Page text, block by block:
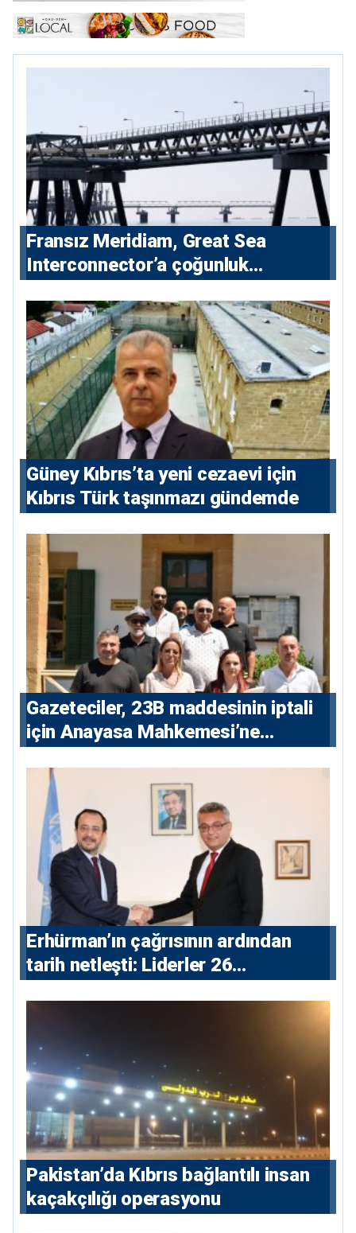
Fransız Meridiam, Great Sea
Interconnector’a çoğunluk
Güney Kıbrıs’ta yeni cezaevi için
Kıbrıs Türk taşınmazı gündemde
Gazeteciler, 23B maddesinin iptali
için Anayasa Mahkemesi’ne
Erhürman’ın çağrısının ardından
tarih netleşti: Liderler 26
Pakistan’da Kıbrıs bağlantılı insan
kaçakçılığı operasyonu